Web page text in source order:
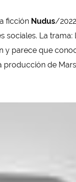
ficción Nudus/
La
parece que
producción de